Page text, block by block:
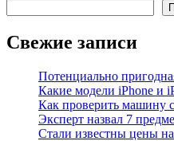
Свежие записи
Потенциально
Какие модели iPhone и
Как проверить машину
Эксперт назвал 7
Стали известны цены